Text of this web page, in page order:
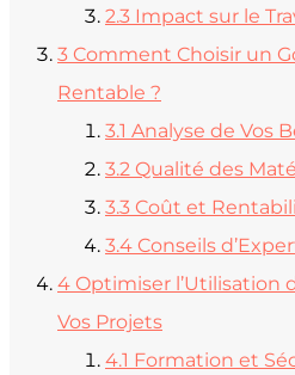
2.3 Impact sur le
3 Comment Choisir un
Rentable ?
3.1 Analyse de Vos
3.2 Qualité des
3.3 Coût et
3.4 Conseils
4 Optimiser l’Utilisation
Vos Projets
4.1 Formation et